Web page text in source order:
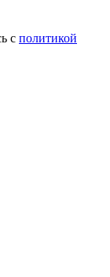
с политикой